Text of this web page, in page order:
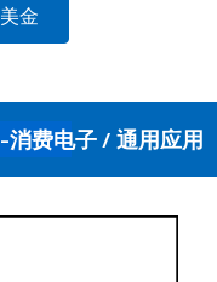
美金
-消费电子 / 通用应用